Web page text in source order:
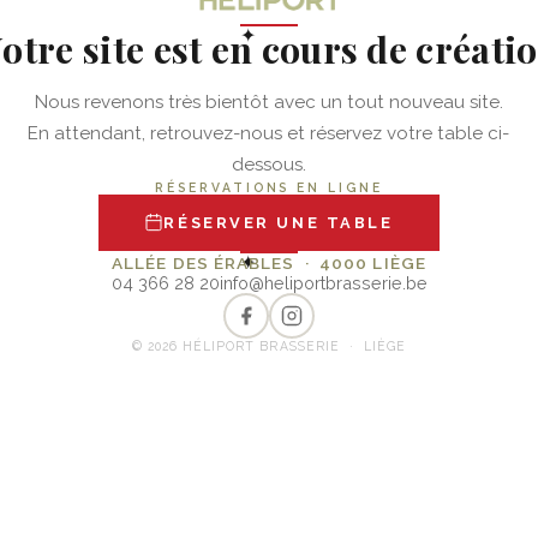
✦
site est en cours de
Nous revenons très bientôt avec un tout nouveau site.
En attendant, retrouvez-nous et réservez votre table ci-
dessous.
RÉSERVATIONS EN LIGNE
RÉSERVER UNE TABLE
✦
ALLÉE DES ÉRABLES · 4000 LIÈGE
04 366 28 20info@heliportbrasserie.be
© 2026 HÉLIPORT BRASSERIE · LIÈGE